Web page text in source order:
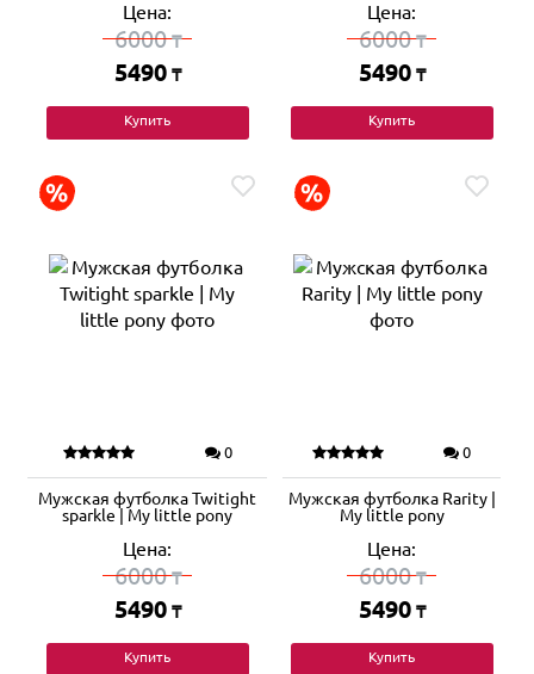
Цена:
6000₸
5490 ₸
Купить
Цена:
6000₸
5490 ₸
Купить
0
Мужская футболка Twitight
sparkle | My little pony
Цена:
6000₸
5490 ₸
Купить
0
Мужская футболка Rarity |
My little pony
Цена:
6000₸
5490 ₸
Купить